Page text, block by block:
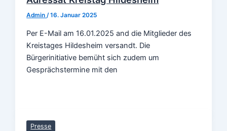
Admin/16. Januar 2025
Per E-Mail am 16.01.2025 and die Mitglieder des
Kreistages Hildesheim versandt. Die
Bürgerinitiative bemüht sich zudem um
Gesprächstermine mit den
Presse